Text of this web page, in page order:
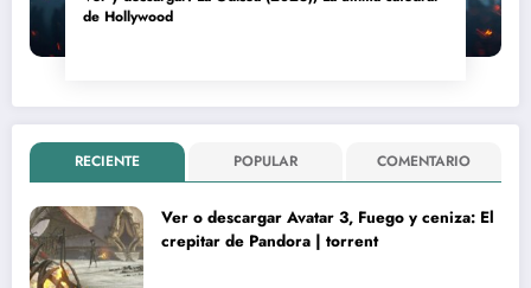
de Hollywood
RECIENTE POPULAR COMENTARIO
Ver o descargar Avatar 3, Fuego y ceniza: El
crepitar de Pandora | torrent